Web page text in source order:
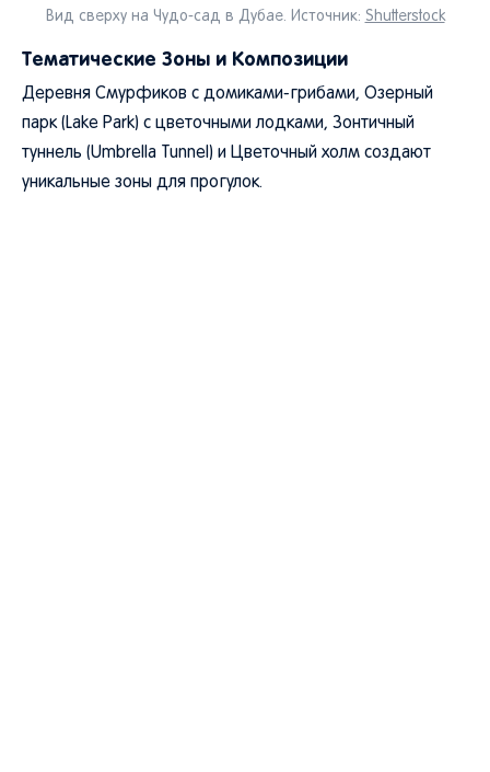
Вид сверху на Чудо-сад в Дубае. Источник: Shutterstock
Тематические Зоны и Композиции
Деревня Смурфиков с домиками-грибами, Озерный
парк (Lake Park) с цветочными лодками, Зонтичный
туннель (Umbrella Tunnel) и Цветочный холм создают
уникальные зоны для прогулок.